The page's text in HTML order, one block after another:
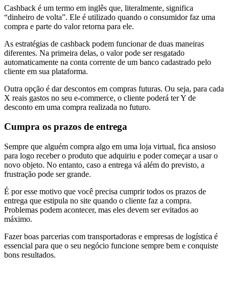
Cashback é um termo em inglês que, literalmente, significa
“dinheiro de volta”. Ele é utilizado quando o consumidor faz uma
compra e parte do valor retorna para ele.
As estratégias de cashback podem funcionar de duas maneiras
diferentes. Na primeira delas, o valor pode ser resgatado
automaticamente na conta corrente de um banco cadastrado pelo
cliente em sua plataforma.
Outra opção é dar descontos em compras futuras. Ou seja, para cada
X reais gastos no seu e-commerce, o cliente poderá ter Y de
desconto em uma compra realizada no futuro.
Cumpra os prazos de entrega
Sempre que alguém compra algo em uma loja virtual, fica ansioso
para logo receber o produto que adquiriu e poder começar a usar o
novo objeto. No entanto, caso a entrega vá além do previsto, a
frustração pode ser grande.
É por esse motivo que você precisa cumprir todos os prazos de
entrega que estipula no site quando o cliente faz a compra.
Problemas podem acontecer, mas eles devem ser evitados ao
máximo.
Fazer boas parcerias com transportadoras e empresas de logística é
essencial para que o seu negócio funcione sempre bem e conquiste
bons resultados.